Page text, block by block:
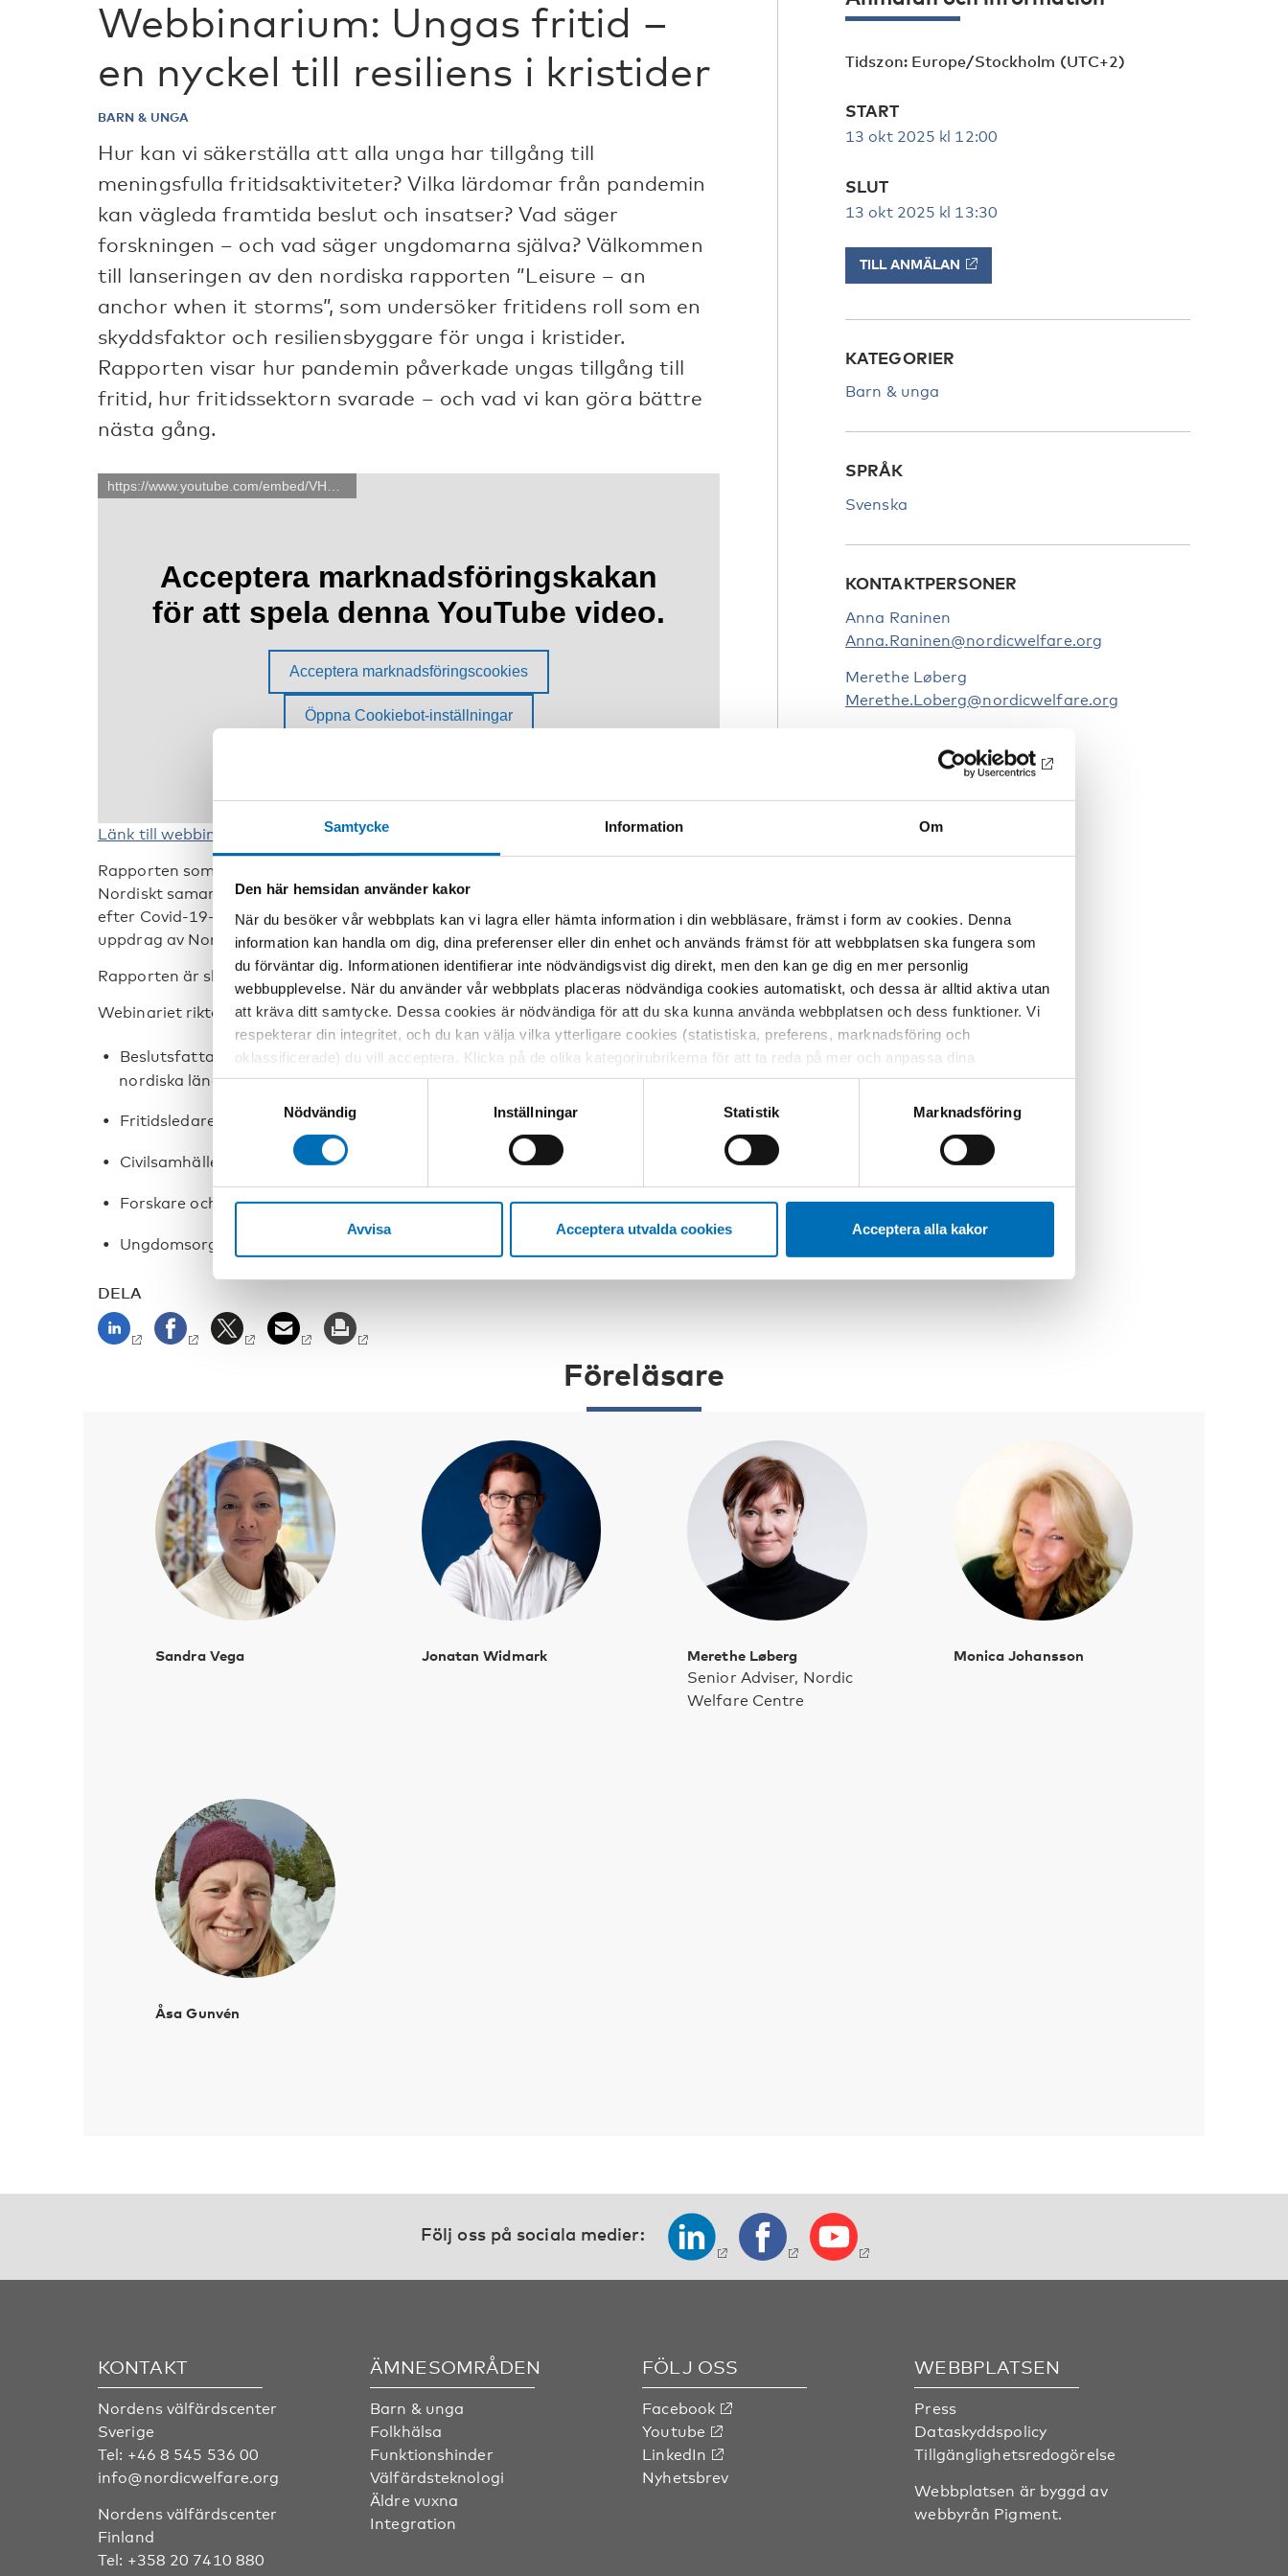
Samtycke Information Om
Den här hemsidan använder kakor
När du besöker vår webbplats kan vi lagra eller hämta information i din webbläsare, främst i form av cookies. Denna
information kan handla om dig, dina preferenser eller din enhet och används främst för att webbplatsen ska fungera som
du förväntar dig. Informationen identifierar inte nödvändigsvist dig direkt, men den kan ge dig en mer personlig
webbupplevelse. När du använder vår webbplats placeras nödvändiga cookies automatiskt, och dessa är alltid aktiva utan
att kräva ditt samtycke. Dessa cookies är nödvändiga för att du ska kunna använda webbplatsen och dess funktioner. Vi
respekterar din integritet, och du kan välja vilka ytterligare cookies (statistiska, preferens, marknadsföring och
oklassificerade) du vill acceptera. Klicka på de olika kategorirubrikerna för att ta reda på mer och anpassa dina
inställningar för cookies. Observera att blockering av cookies kan påverka din upplevelse av webbplatsen och de tjänster
vi erbjuder. Om du har besökt vår webbplats tidigare och accepterat användningen av cookies kan du alltid radera dem
genom att navigera till sekretessinställningarna i din webbläsare.
Nödvändig
Inställningar Statistik Marknadsföring
Avvisa Acceptera utvalda cookies Acceptera alla kakor
Webbinarium: Ungas fritid –
en nyckel till resiliens i kristider
BARN & UNGA
Hur kan vi säkerställa att alla unga har tillgång till
meningsfulla fritidsaktiviteter? Vilka lärdomar från pandemin
kan vägleda framtida beslut och insatser? Vad säger
forskningen – och vad säger ungdomarna själva? Välkommen
till lanseringen av den nordiska rapporten ”Leisure – an
anchor when it storms”, som undersöker fritidens roll som en
skyddsfaktor och resiliensbyggare för unga i kristider.
Rapporten visar hur pandemin påverkade ungas tillgång till
fritid, hur fritidssektorn svarade – och vad vi kan göra bättre
nästa gång.
Länk till webbinariet på YouTube.
Rapporten som presenteras är den sjunde och sista publikationen inom projektet
Nordiskt samarbete om barns och ungas möjligheter till delaktighet och utveckling
efter Covid-19-pandemin (2021–2025), som drivs av Nordens välfärdscenter på
uppdrag av Nordiska ministerrådet och NORDBUK.
Rapporten är skriven av Åsa Gunvén & Monica Johansson, Rapsod, Sverige
Webinariet riktar sig till:
Beslutsfattare och tjänstepersoner på lokal, regional och nationell nivå i de
nordiska länderna
Fritidsledare och ungdomsarbetare
Civilsamhällesorganisationer
Forskare och utbildare
Ungdomsorganisationer och unga själva
Tidszon: Europe/Stockholm (UTC+2)
START
13 okt 2025 kl 12:00
SLUT
13 okt 2025 kl 13:30
TILL ANMÄLAN
KATEGORIER
Barn & unga
SPRÅK
Svenska
KONTAKTPERSONER
Anna Raninen
Anna.Raninen@nordicwelfare.org
Merethe Løberg
Merethe.Loberg@nordicwelfare.org
DELA
Föreläsare
Sandra Vega Jonatan Widmark Merethe Løberg
Senior Adviser, Nordic
Welfare Centre
Monica Johansson
Åsa Gunvén
Följ oss på sociala medier:
KONTAKT
Nordens välfärdscenter
Sverige
Tel: +46 8 545 536 00
info@nordicwelfare.org
Nordens välfärdscenter
Finland
Tel: +358 20 7410 880
ÄMNESOMRÅDEN
Barn & unga
Folkhälsa
Funktionshinder
Välfärdsteknologi
Äldre vuxna
Integration
FÖLJ OSS
Facebook
Youtube
LinkedIn
Nyhetsbrev
WEBBPLATSEN
Press
Dataskyddspolicy
Tillgänglighetsredogörelse
Webbplatsen är byggd av
webbyrån Pigment.